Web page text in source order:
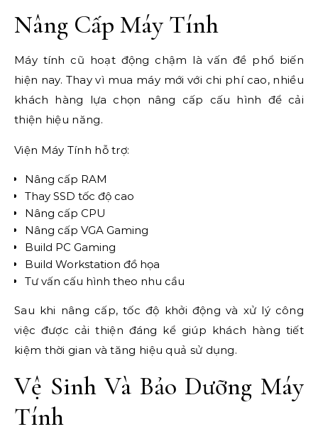
Nâng Cấp Máy Tính
Máy tính cũ hoạt động chậm là vấn đề phổ biến
hiện nay. Thay vì mua máy mới với chi phí cao, nhiều
khách hàng lựa chọn nâng cấp cấu hình để cải
thiện hiệu năng.
Viện Máy Tính hỗ trợ:
Nâng cấp RAM
Thay SSD tốc độ cao
Nâng cấp CPU
Nâng cấp VGA Gaming
Build PC Gaming
Build Workstation đồ họa
Tư vấn cấu hình theo nhu cầu
Sau khi nâng cấp, tốc độ khởi động và xử lý công
việc được cải thiện đáng kể giúp khách hàng tiết
kiệm thời gian và tăng hiệu quả sử dụng.
Vệ Sinh Và Bảo Dưỡng Máy
Tính